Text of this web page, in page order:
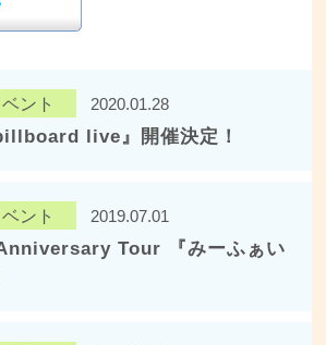
ント 2020.01.28
live』開催決定！
ント 2019.07.01
Tour 『みーふぁい